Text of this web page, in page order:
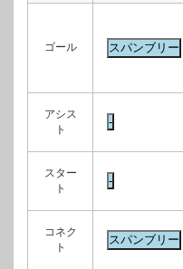
ゴール
アシス
ト
スター
ト
コネク
ト